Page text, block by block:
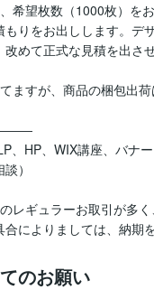
希望枚数（1000枚）を
もりをお出しします。デ
めて正式な見積を出さ
ますが、商品の梱包出
、HP、WIX講座、バナ
）
レギュラーお取引が多
によりましては、納期
のお願い